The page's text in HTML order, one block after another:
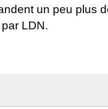
un peu plus
LDN.